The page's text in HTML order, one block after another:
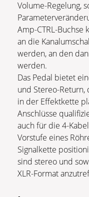
Volume-Regelung,
Amp-CTRL-Buchse
an die
werden, an den
werden.
Das Pedal bietet
und Stereo-
in der Effektkette
Anschlüsse
auch für die 4-
Vorstufe eines
Signalkette
sind stereo und
XLR-Format